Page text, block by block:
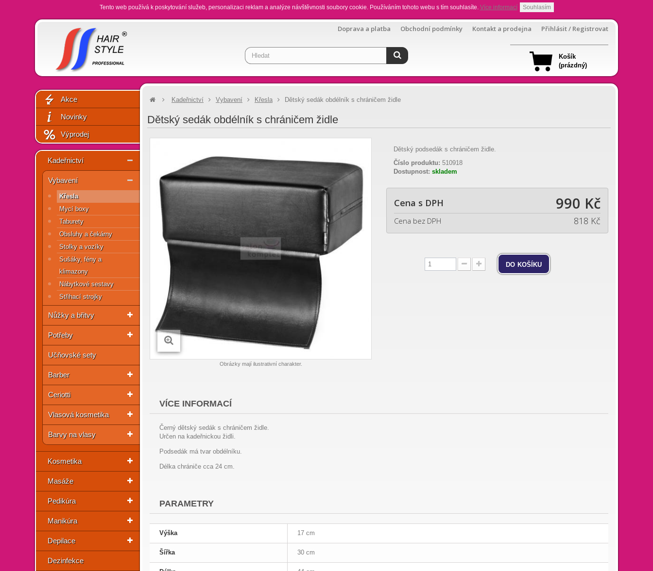
Tento web používá k poskytování služeb, personalizaci reklam a analýze návštěvnosti soubory cookie. Používáním tohoto webu s tím souhlasíte. Více informací Souhlasím
Doprava a platba Obchodní podmínky Kontakt a prodejna Přihlásit / Registrovat
Košík
(prázdný)
Akce
Novinky
Výprodej
Kadeřnictví
Vybavení
Křesla
Mycí boxy
Taburety
Obsluhy a čekárny
Stolky a vozíky
Sušáky, fény a
klimazony
Nábytkové sestavy
Střihací strojky
Nůžky a břitvy
Potřeby
Učňovské sety
Barber
Ceriotti
Vlasová kosmetika
Barvy na vlasy
Kosmetika
Masáže
Pedikúra
Manikúra
Depilace
Dezinfekce
Kadeřnictví Vybavení Křesla Dětský sedák obdélník s chráničem židle
Dětský sedák obdélník s chráničem židle
Obrázky mají ilustrativní charakter.
Dětský podsedák s chráničem židle.
Číslo produktu: 510918
Dostupnost: skladem
Cena s DPH 990 Kč
Cena bez DPH 818 Kč
do košíku
VÍCE INFORMACÍ
Černý dětský sedák s chráničem židle.
Určen na kadeřnickou židli.
Podsedák má tvar obdélníku.
Délka chrániče cca 24 cm.
PARAMETRY
Výška 17 cm
Šířka 30 cm